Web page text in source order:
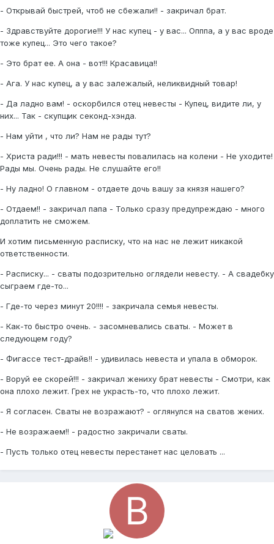
- Открывай быстрей, чтоб не сбежали!! - закричал брат.
- Здравствуйте дорогие!!! У нас купец - у вас... Опппа, а у вас вроде
тоже купец... Это чего такое?
- Это брат ее. А она - вот!!! Красавица!!
- Ага. У нас купец, а у вас залежалый, неликвидный товар!
- Да ладно вам! - оскорбился отец невесты - Купец, видите ли, у
них... Так - скупщик секонд-хэнда.
- Нам уйти , что ли? Нам не рады тут?
- Христа ради!!! - мать невесты повалилась на колени - Не уходите!
Рады мы. Очень рады. Не слушайте его!!
- Ну ладно! О главном - отдаете дочь вашу за князя нашего?
- Отдаем!! - закричал папа - Только сразу предупреждаю - много
доплатить не сможем.
И хотим письменную расписку, что на нас не лежит никакой
ответственности.
- Расписку... - сваты подозрительно оглядели невесту. - А свадебку
сыграем где-то...
- Где-то через минут 20!!!! - закричала семья невесты.
- Как-то быстро очень. - засомневались сваты. - Может в
следующем году?
- Фигассе тест-драйв!! - удивилась невеста и упала в обморок.
- Воруй ее скорей!!! - закричал жениху брат невесты - Смотри, как
она плохо лежит. Грех не украсть-то, что плохо лежит.
- Я согласен. Сваты не возражают? - оглянулся на сватов жених.
- Не возражаем!! - радостно закричали сваты.
- Пусть только отец невесты перестанет нас целовать ...